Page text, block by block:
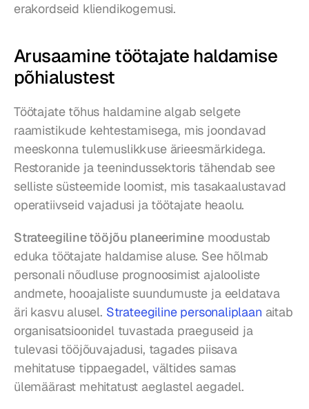
erakordseid kliendikogemusi.
Arusaamine töötajate haldamise
põhialustest
Töötajate tõhus haldamine algab selgete
raamistikude kehtestamisega, mis joondavad
meeskonna tulemuslikkuse ärieesmärkidega.
Restoranide ja teenindussektoris tähendab see
selliste süsteemide loomist, mis tasakaalustavad
operatiivseid vajadusi ja töötajate heaolu.
Strateegiline tööjõu planeerimine moodustab
eduka töötajate haldamise aluse. See hõlmab
personali nõudluse prognoosimist ajalooliste
andmete, hooajaliste suundumuste ja eeldatava
äri kasvu alusel. Strateegiline personaliplaan aitab
organisatsioonidel tuvastada praeguseid ja
tulevasi tööjõuvajadusi, tagades piisava
mehitatuse tippaegadel, vältides samas
ülemäärast mehitatust aeglastel aegadel.